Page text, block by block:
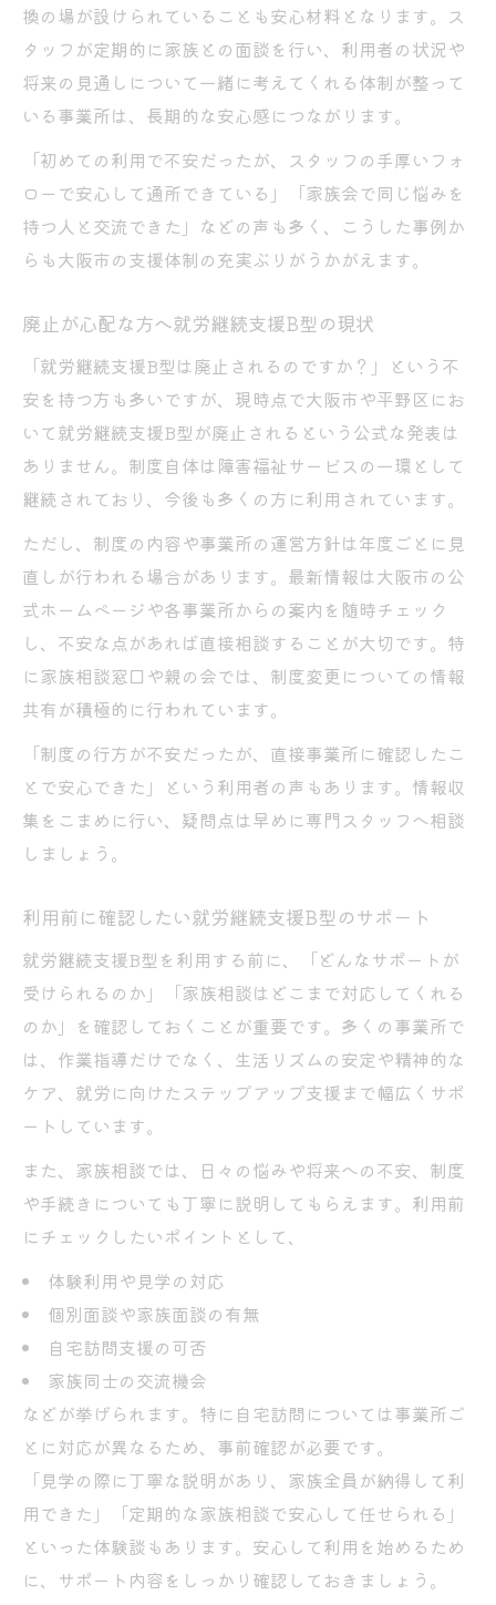
換の場が設けられていることも安心材料となります。ス
タッフが定期的に家族との面談を行い、利用者の状況や
将来の見通しについて一緒に考えてくれる体制が整って
いる事業所は、長期的な安心感につながります。
「初めての利用で不安だったが、スタッフの手厚いフォ
ローで安心して通所できている」「家族会で同じ悩みを
持つ人と交流できた」などの声も多く、こうした事例か
らも大阪市の支援体制の充実ぶりがうかがえます。
廃止が心配な方へ就労継続支援B型の現状
「就労継続支援B型は廃止されるのですか？」という不
安を持つ方も多いですが、現時点で大阪市や平野区にお
いて就労継続支援B型が廃止されるという公式な発表は
ありません。制度自体は障害福祉サービスの一環として
継続されており、今後も多くの方に利用されています。
ただし、制度の内容や事業所の運営方針は年度ごとに見
直しが行われる場合があります。最新情報は大阪市の公
式ホームページや各事業所からの案内を随時チェック
し、不安な点があれば直接相談することが大切です。特
に家族相談窓口や親の会では、制度変更についての情報
共有が積極的に行われています。
「制度の行方が不安だったが、直接事業所に確認したこ
とで安心できた」という利用者の声もあります。情報収
集をこまめに行い、疑問点は早めに専門スタッフへ相談
しましょう。
利用前に確認したい就労継続支援B型のサポート
就労継続支援B型を利用する前に、「どんなサポートが
受けられるのか」「家族相談はどこまで対応してくれる
のか」を確認しておくことが重要です。多くの事業所で
は、作業指導だけでなく、生活リズムの安定や精神的な
ケア、就労に向けたステップアップ支援まで幅広くサポ
ートしています。
また、家族相談では、日々の悩みや将来への不安、制度
や手続きについても丁寧に説明してもらえます。利用前
にチェックしたいポイントとして、
体験利用や見学の対応
個別面談や家族面談の有無
自宅訪問支援の可否
家族同士の交流機会
などが挙げられます。特に自宅訪問については事業所ご
とに対応が異なるため、事前確認が必要です。
「見学の際に丁寧な説明があり、家族全員が納得して利
用できた」「定期的な家族相談で安心して任せられる」
といった体験談もあります。安心して利用を始めるため
に、サポート内容をしっかり確認しておきましょう。